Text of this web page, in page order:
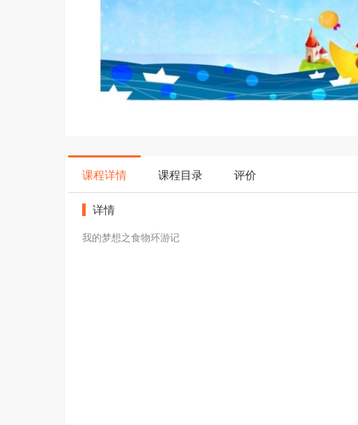
加载中...
课程详情 课程目录 评价
详情
我的梦想之食物环游记